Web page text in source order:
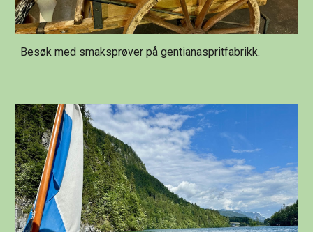
Besøk med smaksprøver på gentianaspritfabrikk.